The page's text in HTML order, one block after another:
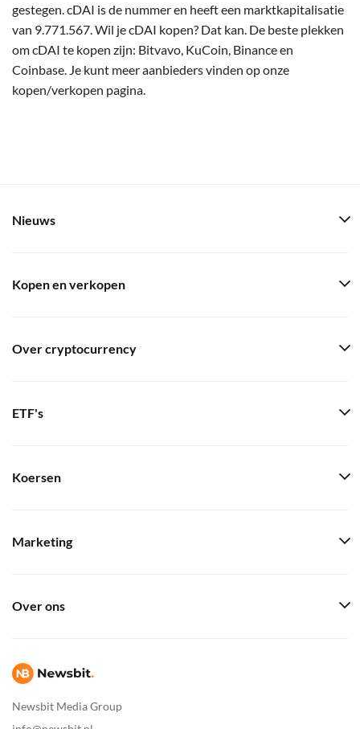
gestegen. cDAI is de nummer en heeft een marktkapitalisatie
van 9.771.567. Wil je cDAI kopen? Dat kan. De beste plekken
om cDAI te kopen zijn: Bitvavo, KuCoin, Binance en
Coinbase. Je kunt meer aanbieders vinden op onze
kopen/verkopen pagina.
Newsbit Media Group
Nieuws
Kopen en verkopen
Over cryptocurrency
ETF's
Koersen
Marketing
Over ons